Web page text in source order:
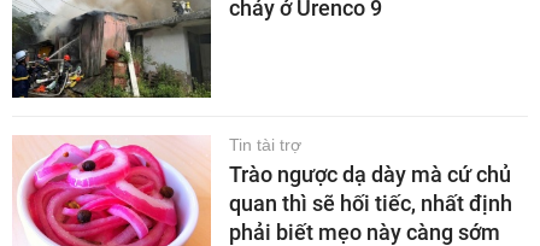
cháy ở Urenco 9
Tin tài trợ
Trào ngược dạ dày mà cứ chủ
quan thì sẽ hối tiếc, nhất định
phải biết mẹo này càng sớm